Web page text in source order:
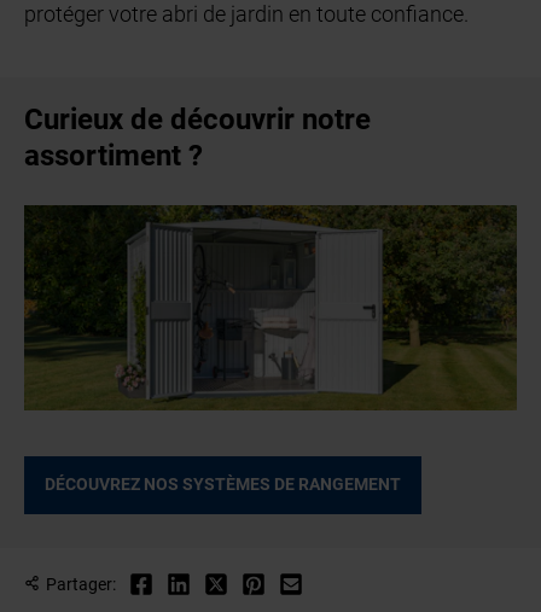
protéger votre abri de jardin en toute confiance.
Curieux de découvrir notre
assortiment ?
DÉCOUVREZ NOS SYSTÈMES DE RANGEMENT
Partager: